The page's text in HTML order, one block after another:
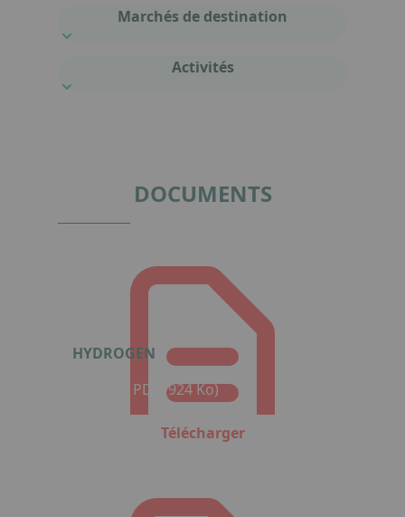
Marchés de destination
Activités
DOCUMENTS
HYDROGEN
Format : PDF (924 Ko)
Télécharger